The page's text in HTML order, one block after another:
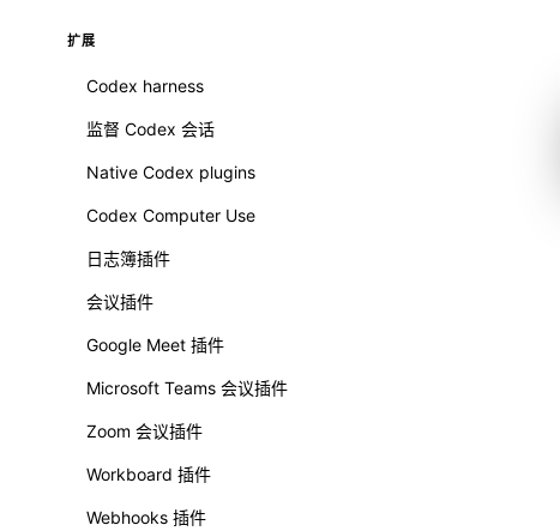
扩展
Codex harness
监督 Codex 会话
Native Codex plugins
Codex Computer Use
日志簿插件
会议插件
Google Meet 插件
Microsoft Teams 会议插件
Zoom 会议插件
Workboard 插件
Webhooks 插件